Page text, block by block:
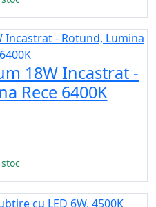
18W Incastrat -
Rece 6400K